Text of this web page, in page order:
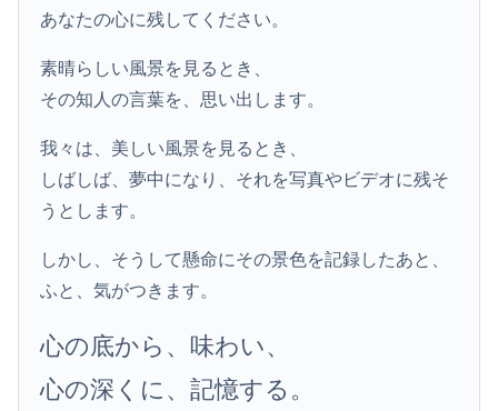
あなたの心に残してください。
素晴らしい風景を見るとき、
その知人の言葉を、思い出します。
我々は、美しい風景を見るとき、
しばしば、夢中になり、それを写真やビデオに残そ
うとします。
しかし、そうして懸命にその景色を記録したあと、
ふと、気がつきます。
心の底から、味わい、
心の深くに、記憶する。